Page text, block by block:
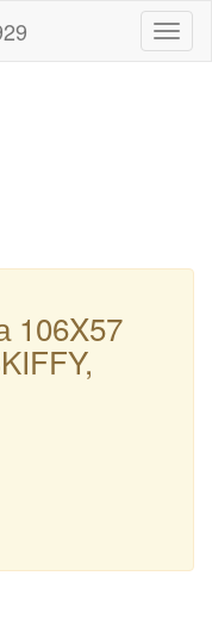
106X57